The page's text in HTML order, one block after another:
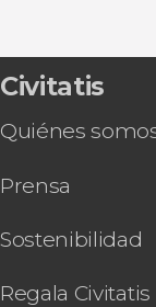
Civitatis
Quiénes
Prensa
Sostenibilidad
Regala Civitatis